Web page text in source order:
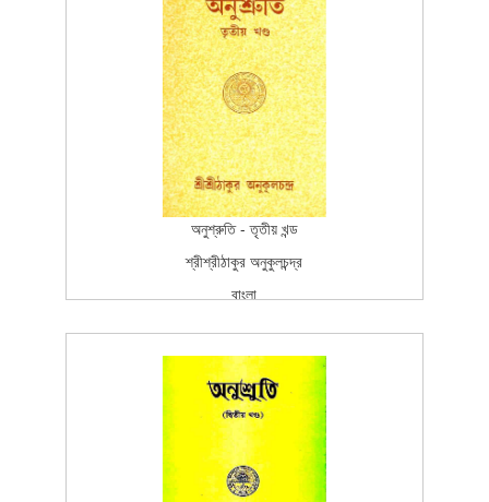
1999-01-01T15:26:37Z
SCAN_BOOK
5
অনুশ্রুতি - তৃতীয় খন্ড
শ্রীশ্রীঠাকুর অনুকুলচন্দ্র
বাংলা
প্রকাশন
Fourth Edition
2005-10-25T15:26:37Z
SCAN_BOOK
100